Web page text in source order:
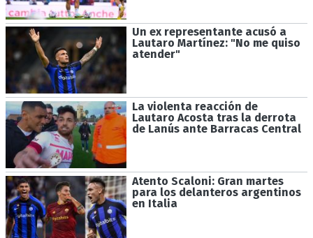
Un ex representante acusó a
Lautaro Martínez: "No me quiso
atender"
La violenta reacción de
Lautaro Acosta tras la derrota
de Lanús ante Barracas Central
Atento Scaloni: Gran martes
para los delanteros argentinos
en Italia